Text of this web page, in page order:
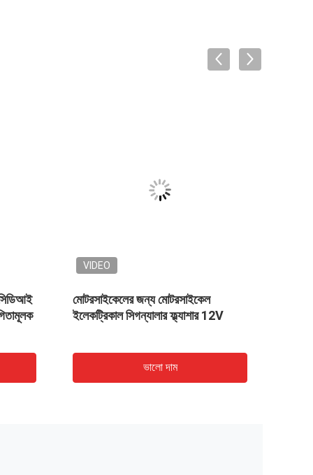
VIDEO
মোটরসাইকেলের জন্য মোটরসাইকেল
ইলেকট্রিকাল সিগন্যালার ফ্ল্যাশার 12V
ভালো দাম